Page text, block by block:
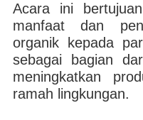
Acara ini
manfaat dan
organik kepada
sebagai bagian
meningkatkan
ramah lingkungan.